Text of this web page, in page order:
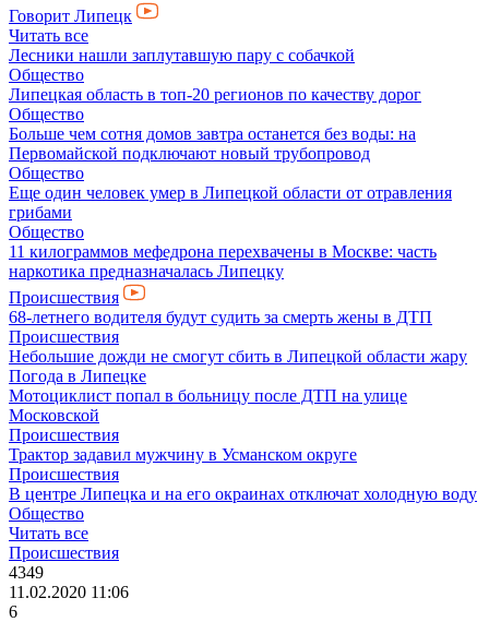
Говорит Липецк
Читать все
Лесники нашли заплутавшую пару с собачкой
Общество
Липецкая область в топ-20 регионов по качеству дорог
Общество
Больше чем сотня домов завтра останется без воды: на
Первомайской подключают новый трубопровод
Общество
Еще один человек умер в Липецкой области от отравления
грибами
Общество
11 килограммов мефедрона перехвачены в Москве: часть
наркотика предназначалась Липецку
Происшествия
68-летнего водителя будут судить за смерть жены в ДТП
Происшествия
Небольшие дожди не смогут сбить в Липецкой области жару
Погода в Липецке
Мотоциклист попал в больницу после ДТП на улице
Московской
Происшествия
Трактор задавил мужчину в Усманском округе
Происшествия
В центре Липецка и на его окраинах отключат холодную воду
Общество
Читать все
Происшествия
4349
11.02.2020 11:06
6